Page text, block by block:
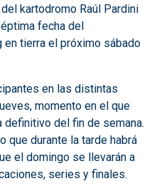
kartodromo Raúl Pardini
fecha del
en tierra el próximo sábado
en las distintas
momento en el que
definitivo del fin de semana.
que durante la tarde habrá
el domingo se llevarán a
series y finales.